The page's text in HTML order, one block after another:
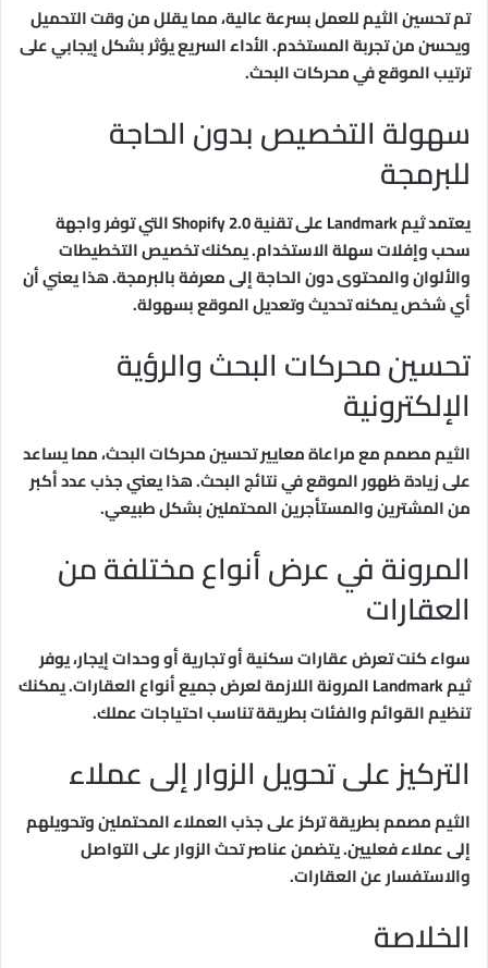
تم تحسين الثيم للعمل بسرعة عالية، مما يقلل من وقت التحميل
ويحسن من تجربة المستخدم. الأداء السريع يؤثر بشكل إيجابي على
ترتيب الموقع في محركات البحث.
سهولة التخصيص بدون الحاجة
للبرمجة
يعتمد ثيم Landmark على تقنية Shopify 2.0 التي توفر واجهة
سحب وإفلات سهلة الاستخدام. يمكنك تخصيص التخطيطات
والألوان والمحتوى دون الحاجة إلى معرفة بالبرمجة. هذا يعني أن
أي شخص يمكنه تحديث وتعديل الموقع بسهولة.
تحسين محركات البحث والرؤية
الإلكترونية
الثيم مصمم مع مراعاة معايير تحسين محركات البحث، مما يساعد
على زيادة ظهور الموقع في نتائج البحث. هذا يعني جذب عدد أكبر
من المشترين والمستأجرين المحتملين بشكل طبيعي.
المرونة في عرض أنواع مختلفة من
العقارات
سواء كنت تعرض عقارات سكنية أو تجارية أو وحدات إيجار، يوفر
ثيم Landmark المرونة اللازمة لعرض جميع أنواع العقارات. يمكنك
تنظيم القوائم والفئات بطريقة تناسب احتياجات عملك.
التركيز على تحويل الزوار إلى عملاء
الثيم مصمم بطريقة تركز على جذب العملاء المحتملين وتحويلهم
إلى عملاء فعليين. يتضمن عناصر تحث الزوار على التواصل
والاستفسار عن العقارات.
الخلاصة